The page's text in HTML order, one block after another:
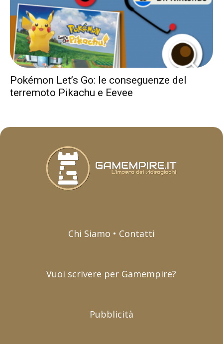
Pokémon Let’s Go: le conseguenze del
terremoto Pikachu e Eevee
Chi Siamo • Contatti
Vuoi scrivere per Gamempire?
Pubblicità